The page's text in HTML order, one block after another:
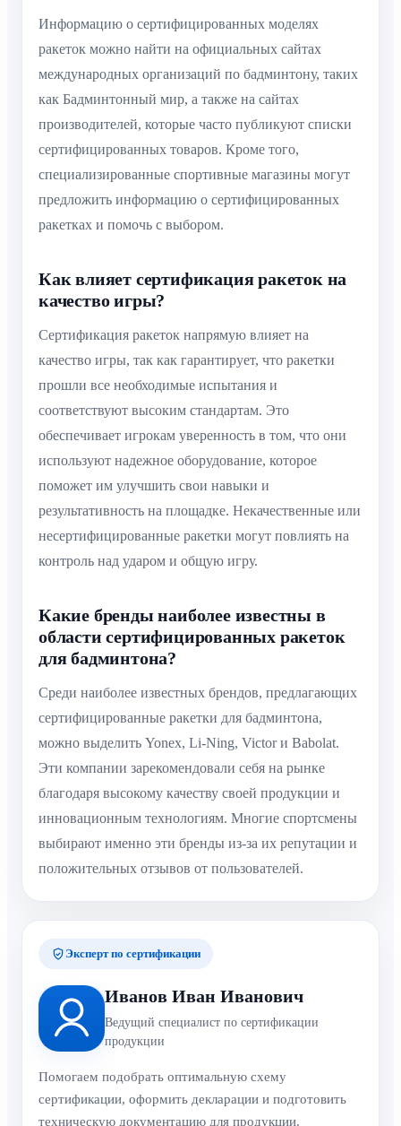
Информацию о сертифицированных моделях
ракеток можно найти на официальных сайтах
международных организаций по бадминтону, таких
как Бадминтонный мир, а также на сайтах
производителей, которые часто публикуют списки
сертифицированных товаров. Кроме того,
специализированные спортивные магазины могут
предложить информацию о сертифицированных
ракетках и помочь с выбором.
Как влияет сертификация ракеток на
качество игры?
Сертификация ракеток напрямую влияет на
качество игры, так как гарантирует, что ракетки
прошли все необходимые испытания и
соответствуют высоким стандартам. Это
обеспечивает игрокам уверенность в том, что они
используют надежное оборудование, которое
поможет им улучшить свои навыки и
результативность на площадке. Некачественные или
несертифицированные ракетки могут повлиять на
контроль над ударом и общую игру.
Какие бренды наиболее известны в
области сертифицированных ракеток
для бадминтона?
Среди наиболее известных брендов, предлагающих
сертифицированные ракетки для бадминтона,
можно выделить Yonex, Li-Ning, Victor и Babolat.
Эти компании зарекомендовали себя на рынке
благодаря высокому качеству своей продукции и
инновационным технологиям. Многие спортсмены
выбирают именно эти бренды из-за их репутации и
положительных отзывов от пользователей.
Эксперт по сертификации
Иванов Иван Иванович
Ведущий специалист по сертификации
продукции
Помогаем подобрать оптимальную схему
сертификации, оформить декларации и подготовить
техническую документацию для продукции.